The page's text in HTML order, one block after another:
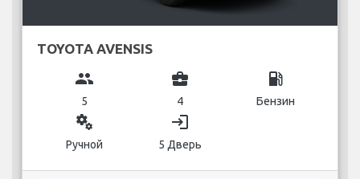
TOYOTA AVENSIS
group
5
business_center
4
local_gas_station
Бензин
miscellaneous_services
Ручной
login
5 Дверь